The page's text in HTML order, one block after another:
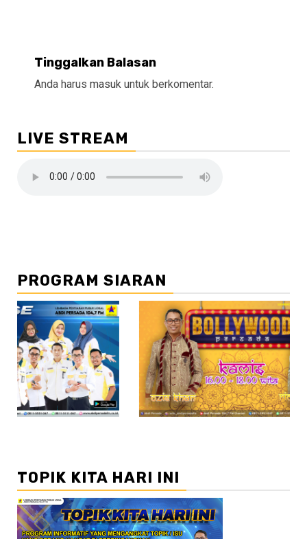
Tinggalkan Balasan
Anda harus masuk untuk berkomentar.
LIVE STREAM
PROGRAM SIARAN
//2 //3
TOPIK KITA HARI INI